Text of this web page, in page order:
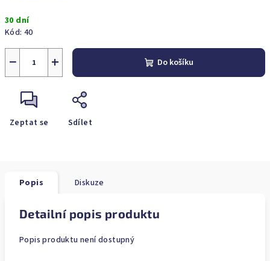
cena:
30 dní
Kód: 40
+
− Do košíku
Zeptat se Sdílet
Popis Diskuze
Detailní popis produktu
Popis produktu není dostupný